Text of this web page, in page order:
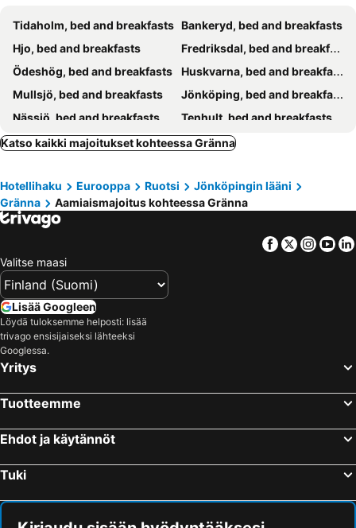
Tidaholm, bed and breakfasts Bankeryd, bed and breakfasts
Hjo, bed and breakfasts
Fredriksdal, bed and breakfasts
Ödeshög, bed and breakfasts
Huskvarna, bed and breakfasts
Mullsjö, bed and breakfasts
Jönköping, bed and breakfasts
Nässjö, bed and breakfasts
Tenhult, bed and breakfasts
Katso kaikki majoitukset kohteessa Gränna
Hotellihaku Eurooppa Ruotsi
Jönköpingin lääni
Gränna
Aamiaismajoitus kohteessa Gränna
Facebook
Twitter
Valitse maasi
Lisää Googleen
Löydä tuloksemme helposti: lisää
trivago ensisijaiseksi lähteeksi
Googlessa.
Yritys
Tuotteemme
Ehdot ja käytännöt
Tuki